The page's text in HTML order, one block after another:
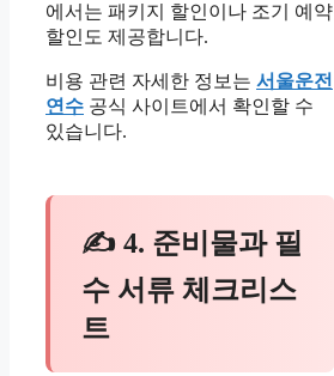
에서는 패키지 할인이나 조기 예약
할인도 제공합니다.
비용 관련 자세한 정보는 서울운전
연수 공식 사이트에서 확인할 수
있습니다.
✍ 4. 준비물과 필
수 서류 체크리스
트